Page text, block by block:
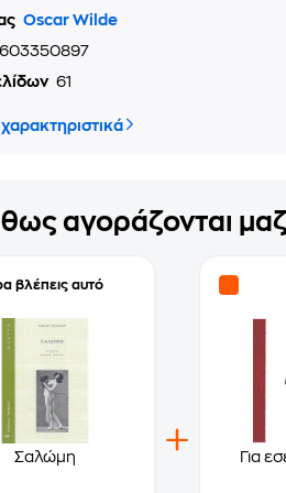
Oscar Wilde
61
αγοράζονται
βλέπεις αυτό
Σαλώμη Για